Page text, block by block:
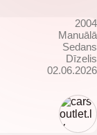
2004
Manuālā
Sedans
Dīzelis
02.06.2026